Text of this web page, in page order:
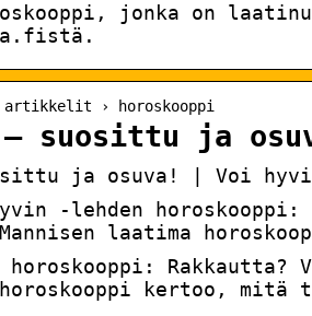
jonka on
› horoskooppi
– suosittu ja
ja osuva! | Voi
-lehden horoskooppi:
laatima
Rakkautta?
kertoo, mitä